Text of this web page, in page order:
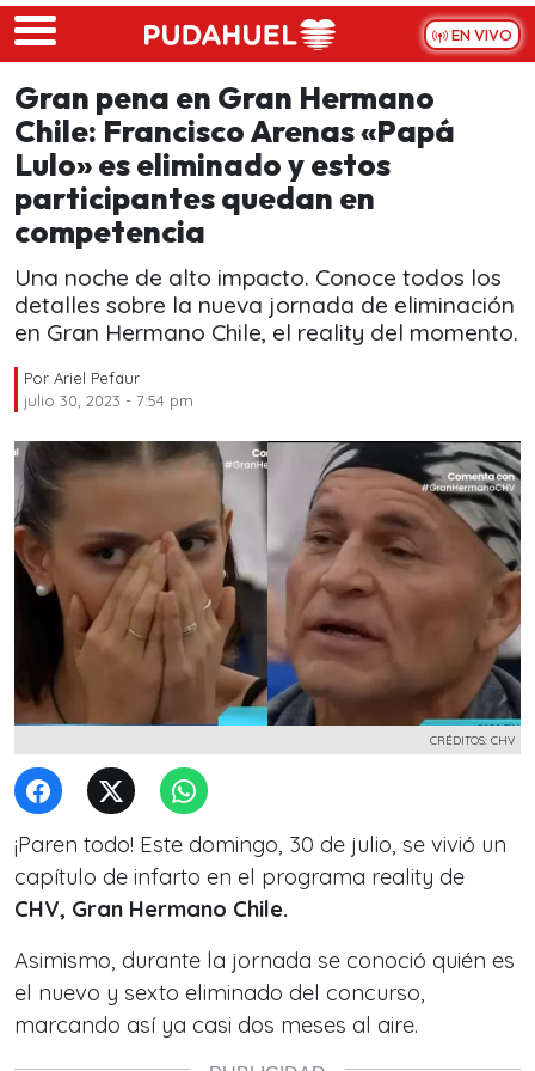
Skip to main content
EN VIVO
Gran pena en Gran Hermano
Chile: Francisco Arenas «Papá
Lulo» es eliminado y estos
participantes quedan en
competencia
Una noche de alto impacto. Conoce todos los
detalles sobre la nueva jornada de eliminación
en Gran Hermano Chile, el reality del momento.
Por Ariel Pefaur
julio 30, 2023 - 7:54 pm
CRÉDITOS: CHV
¡Paren todo! Este domingo, 30 de julio, se vivió un
capítulo de infarto en el programa reality de
CHV, Gran Hermano Chile.
Asimismo, durante la jornada se conoció quién es
el nuevo y sexto eliminado del concurso,
marcando así ya casi dos meses al aire.